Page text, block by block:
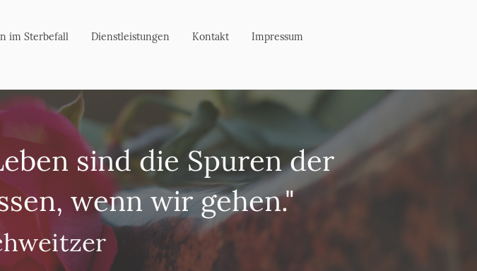
im Sterbefall Dienstleistungen Kontakt Impressum
sind die Spuren der
wenn wir gehen."